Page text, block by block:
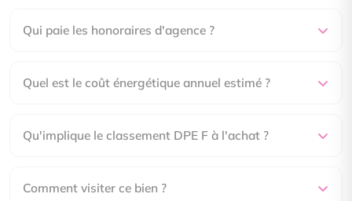
Qui paie les honoraires d'agence ?
Quel est le coût énergétique annuel estimé ?
Qu'implique le classement DPE F à l'achat ?
Comment visiter ce bien ?